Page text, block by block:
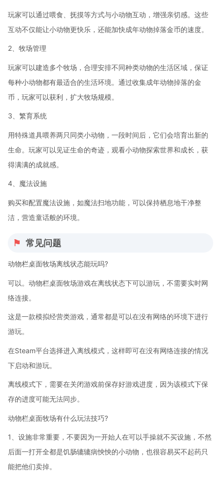
玩家可以通过喂食、抚摸等方式与小动物互动，增强亲切感。这些
互动不仅能让小动物更快乐，还能加快成年动物掉落金币的速度。
2、牧场管理
玩家可以建造多个牧场，合理安排不同种类动物的生活区域，保证
每种小动物都有最适合的生活环境。通过收集成年动物掉落的金
币，玩家可以获利，扩大牧场规模。
3、繁育系统
用特殊道具喂养两只同类小动物，一段时间后，它们会培育出新的
生命。玩家可以见证生命的奇迹，观看小动物探索世界和成长，获
得满满的成就感。
4、魔法设施
购买和配置魔法设施，如魔法扫地功能，可以保持栖息地干净整
洁，营造童话般的环境。
常见问题
动物栏桌面牧场离线状态能玩吗?
可以。动物栏桌面牧场游戏在离线状态下可以游玩，不需要实时网
络连接。
这是一款模拟经营类游戏，通常都是可以在没有网络的环境下进行
游玩。
在Steam平台选择进入离线模式，这样即可在没有网络连接的情况
下启动和游玩。
离线模式下，需要在关闭游戏前保存好游戏进度，因为该模式下保
存的进度可能无法同步。
动物栏桌面牧场有什么玩法技巧?
1、设施非常重要，不要因为一开始人在可以手操就不买设施，不然
后面一打开全都是饥肠辘辘病怏怏的小动物，也很容易买不起药只
能把他们卖掉。